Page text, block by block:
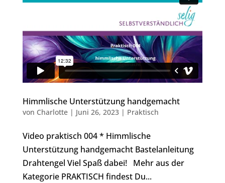
Himmlische Unterstützung handgemacht
von Charlotte| Juni 26, 2023| Praktisch
Video praktisch 004 * Himmlische
Unterstützung handgemacht Bastelanleitung
Drahtengel Viel Spaß dabei! Mehr aus der
Kategorie PRAKTISCH findest Du...